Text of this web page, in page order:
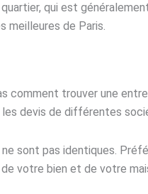
qui est
meilleures de Paris.
comment trouver une
les devis de différentes
sont pas identiques.
votre bien et de votre